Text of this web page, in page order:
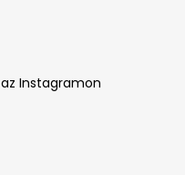
Instagramon